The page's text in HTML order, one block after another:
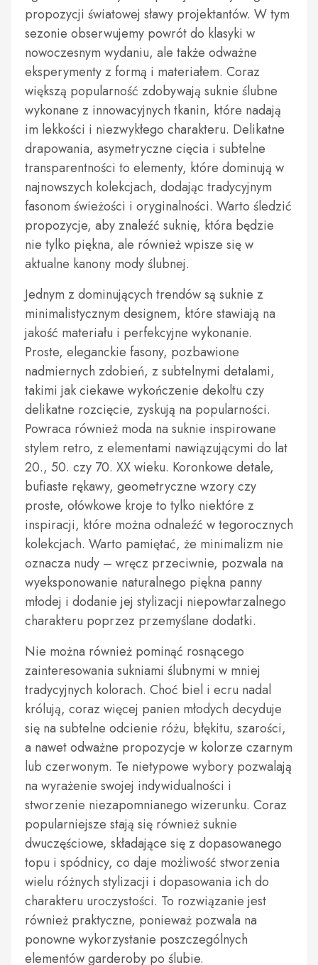
propozycji światowej sławy projektantów. W tym
sezonie obserwujemy powrót do klasyki w
nowoczesnym wydaniu, ale także odważne
eksperymenty z formą i materiałem. Coraz
większą popularność zdobywają suknie ślubne
wykonane z innowacyjnych tkanin, które nadają
im lekkości i niezwykłego charakteru. Delikatne
drapowania, asymetryczne cięcia i subtelne
transparentności to elementy, które dominują w
najnowszych kolekcjach, dodając tradycyjnym
fasonom świeżości i oryginalności. Warto śledzić
propozycje, aby znaleźć suknię, która będzie
nie tylko piękna, ale również wpisze się w
aktualne kanony mody ślubnej.
Jednym z dominujących trendów są suknie z
minimalistycznym designem, które stawiają na
jakość materiału i perfekcyjne wykonanie.
Proste, eleganckie fasony, pozbawione
nadmiernych zdobień, z subtelnymi detalami,
takimi jak ciekawe wykończenie dekoltu czy
delikatne rozcięcie, zyskują na popularności.
Powraca również moda na suknie inspirowane
stylem retro, z elementami nawiązującymi do lat
20., 50. czy 70. XX wieku. Koronkowe detale,
bufiaste rękawy, geometryczne wzory czy
proste, ołówkowe kroje to tylko niektóre z
inspiracji, które można odnaleźć w tegorocznych
kolekcjach. Warto pamiętać, że minimalizm nie
oznacza nudy – wręcz przeciwnie, pozwala na
wyeksponowanie naturalnego piękna panny
młodej i dodanie jej stylizacji niepowtarzalnego
charakteru poprzez przemyślane dodatki.
Nie można również pominąć rosnącego
zainteresowania sukniami ślubnymi w mniej
tradycyjnych kolorach. Choć biel i ecru nadal
królują, coraz więcej panien młodych decyduje
się na subtelne odcienie różu, błękitu, szarości,
a nawet odważne propozycje w kolorze czarnym
lub czerwonym. Te nietypowe wybory pozwalają
na wyrażenie swojej indywidualności i
stworzenie niezapomnianego wizerunku. Coraz
popularniejsze stają się również suknie
dwuczęściowe, składające się z dopasowanego
topu i spódnicy, co daje możliwość stworzenia
wielu różnych stylizacji i dopasowania ich do
charakteru uroczystości. To rozwiązanie jest
również praktyczne, ponieważ pozwala na
ponowne wykorzystanie poszczególnych
elementów garderoby po ślubie.